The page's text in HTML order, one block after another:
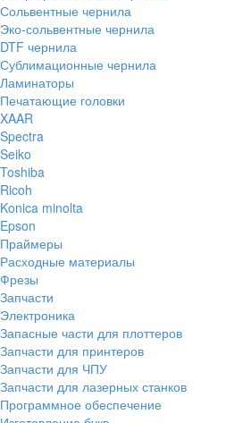
Сольвентные чернила
Эко-сольвентные чернила
DTF чернила
Сублимационные чернила
Ламинаторы
Печатающие головки
XAAR
Spectra
Seiko
Toshiba
Ricoh
Konica minolta
Epson
Праймеры
Расходные материалы
Фрезы
Запчасти
Электроника
Запасные части для плоттеров
Запчасти для принтеров
Запчасти для ЧПУ
Запчасти для лазерных станков
Программное обеспечение